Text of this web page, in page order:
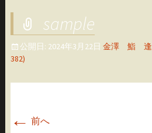
へ
移
動
sample
公開日: 2024年3月22日 金澤 鮨 逢
382)
← 前へ